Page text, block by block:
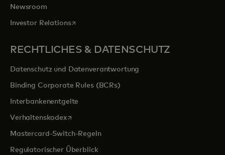
Newsroom
Investor Relationswird in einer neuen Registerkarte geöffnet
RECHTLICHES & DATENSCHUTZ
Datenschutz und Datenverantwortung
Binding Corporate Rules (BCRs)
Interbankenentgelte
Verhaltenskodexwird in einer neuen Registerkarte geöffnet
Mastercard-Switch-Regeln
Regulatorischer Überblick